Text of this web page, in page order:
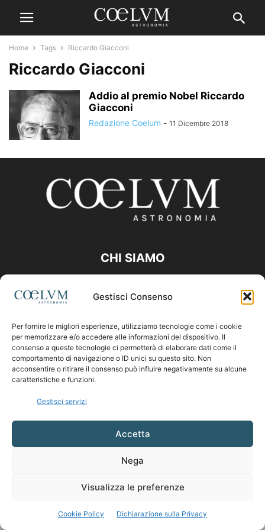
Gestisci Consenso
Per fornire le migliori esperienze, utilizziamo tecnologie come i cookie
per memorizzare e/o accedere alle informazioni del dispositivo. Il
consenso a queste tecnologie ci permetterà di elaborare dati come il
comportamento di navigazione o ID unici su questo sito. Non
acconsentire o ritirare il consenso può influire negativamente su alcune
caratteristiche e funzioni.
Gestisci servizi
Accetta
Nega
Visualizza le preferenze
Cookie Policy Dichiarazione sulla Privacy
Home Tags Riccardo Giacconi
Riccardo Giacconi
Addio al premio Nobel Riccardo
Giacconi
Redazione Coelum - 11 Dicembre 2018
CHI SIAMO
Contattaci:coelumastro@coelum.com
SEGUICI